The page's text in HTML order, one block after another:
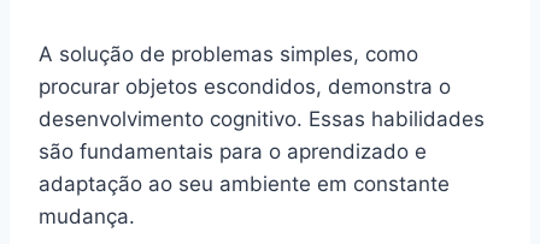
A solução de problemas simples, como
procurar objetos escondidos, demonstra o
desenvolvimento cognitivo. Essas habilidades
são fundamentais para o aprendizado e
adaptação ao seu ambiente em constante
mudança.